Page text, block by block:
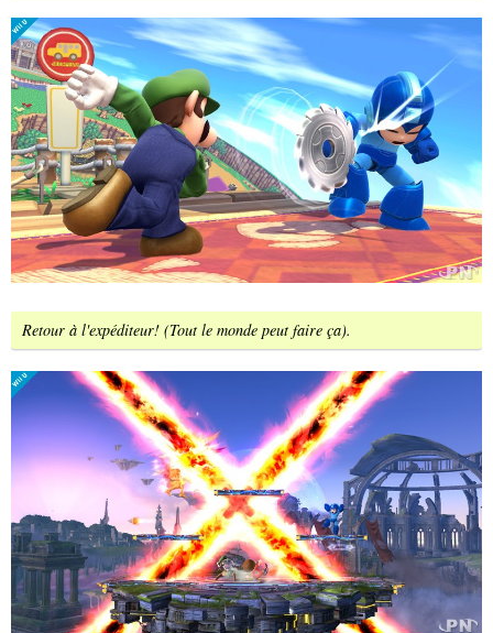
Retour à l'expéditeur! (Tout le monde peut faire ça).